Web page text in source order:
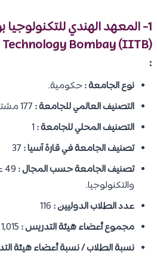
Bombay (IITB)
:
نوع الجامعة :حكومية.
التصنيف العالمي للجامعة :
التصنيف المحلي للجامعة :
تصنيف الجامعة في قارة آسيا :
تصنيف الجامعة حسب المجال :
والتكنولوجيا.
عدد الطلاب الدوليين :
مجموع أعضاء هيئة التدريس :
نسبة الطلاب / نسبة أعضاء هيئة